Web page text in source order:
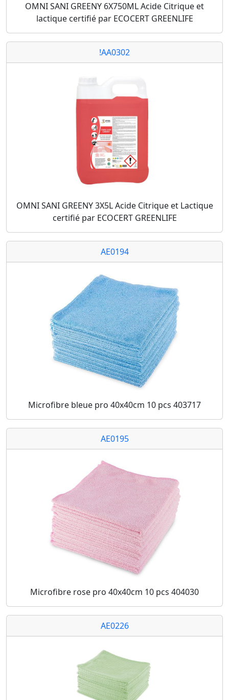
OMNI SANI GREENY 6X750ML Acide Citrique et
lactique certifié par ECOCERT GREENLIFE
!AA0302
OMNI SANI GREENY 3X5L Acide Citrique et Lactique
certifié par ECOCERT GREENLIFE
AE0194
Microfibre bleue pro 40x40cm 10 pcs 403717
AE0195
Microfibre rose pro 40x40cm 10 pcs 404030
AE0226